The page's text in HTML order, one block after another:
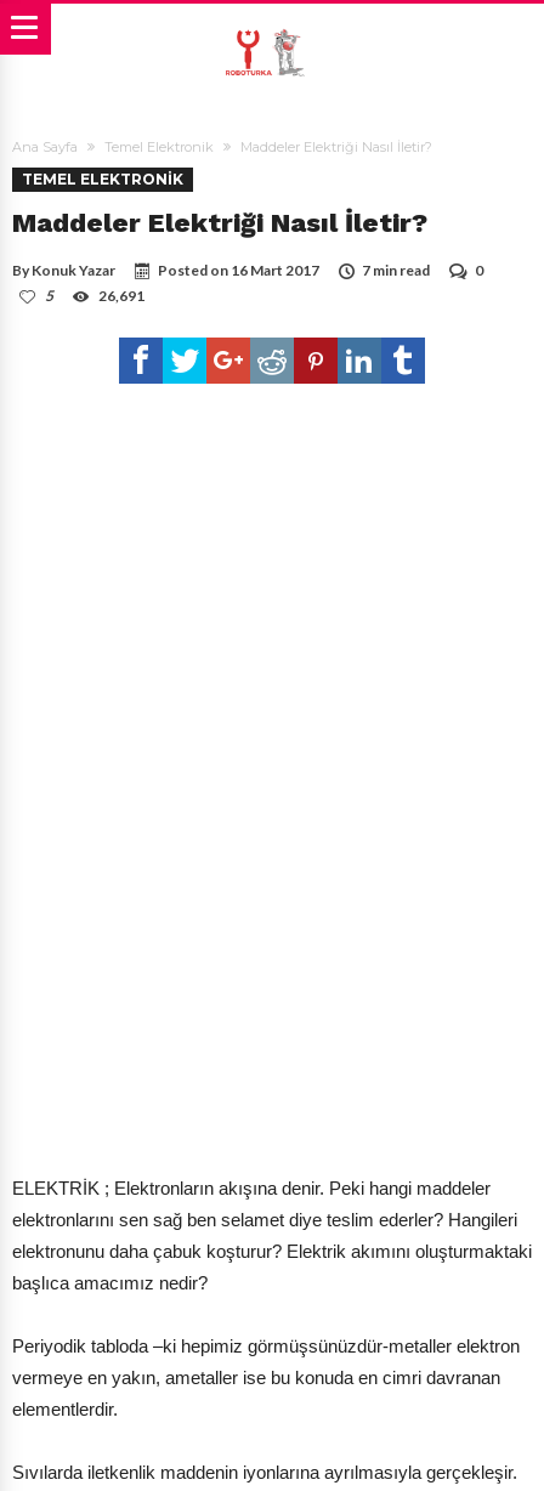
Ana Sayfa Temel Elektronik Maddeler Elektriği Nasıl İletir?
TEMEL ELEKTRONIK
Maddeler Elektriği Nasıl İletir?
By Konuk Yazar Posted on 16 Mart 2017 7 min read
0
5
26,691
ELEKTRİK ; Elektronların akışına denir. Peki hangi maddeler
elektronlarını sen sağ ben selamet diye teslim ederler? Hangileri
elektronunu daha çabuk koşturur? Elektrik akımını oluşturmaktaki
başlıca amacımız nedir?
Periyodik tabloda –ki hepimiz görmüşsünüzdür-metaller elektron
vermeye en yakın, ametaller ise bu konuda en cimri davranan
elementlerdir.
Sıvılarda iletkenlik maddenin iyonlarına ayrılmasıyla gerçekleşir.